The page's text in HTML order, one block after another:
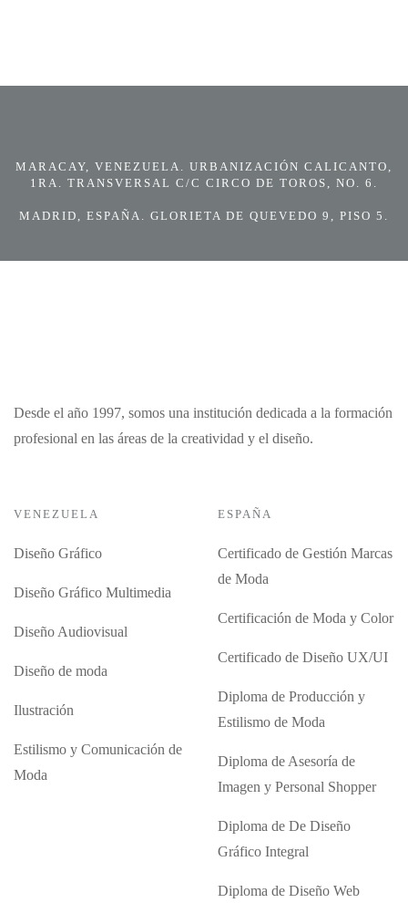
MARACAY, VENEZUELA. URBANIZACIÓN CALICANTO,
1RA. TRANSVERSAL C/C CIRCO DE TOROS, NO. 6.
MADRID, ESPAÑA. GLORIETA DE QUEVEDO 9, PISO 5.
Desde el año 1997, somos una institución dedicada a la formación
profesional en las áreas de la creatividad y el diseño.
VENEZUELA
Diseño Gráfico
Diseño Gráfico Multimedia
Diseño Audiovisual
Diseño de moda
Ilustración
Estilismo y Comunicación de
Moda
ESPAÑA
Certificado de Gestión Marcas
de Moda
Certificación de Moda y Color
Certificado de Diseño UX/UI
Diploma de Producción y
Estilismo de Moda
Diploma de Asesoría de
Imagen y Personal Shopper
Diploma de De Diseño
Gráfico Integral
Diploma de Diseño Web